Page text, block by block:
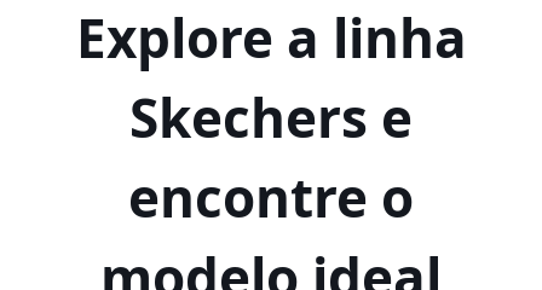
Explore a linha
Skechers e
encontre o